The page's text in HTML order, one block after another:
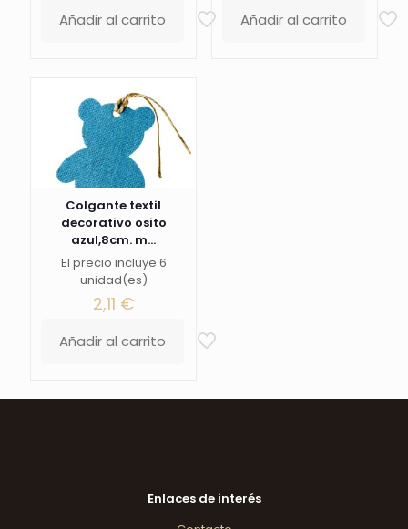
Añadir al carrito Añadir al carrito
Colgante textil
decorativo osito
azul,8cm. m...
El precio incluye 6
unidad(es)
2,11 €
Añadir al carrito
Enlaces de interés